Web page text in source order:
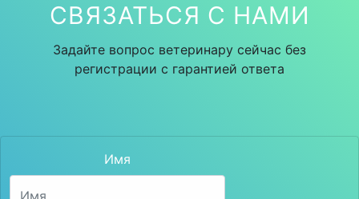
СВЯЗАТЬСЯ С НАМИ
Задайте вопрос ветеринару сейчас без
регистрации с гарантией ответа
Имя